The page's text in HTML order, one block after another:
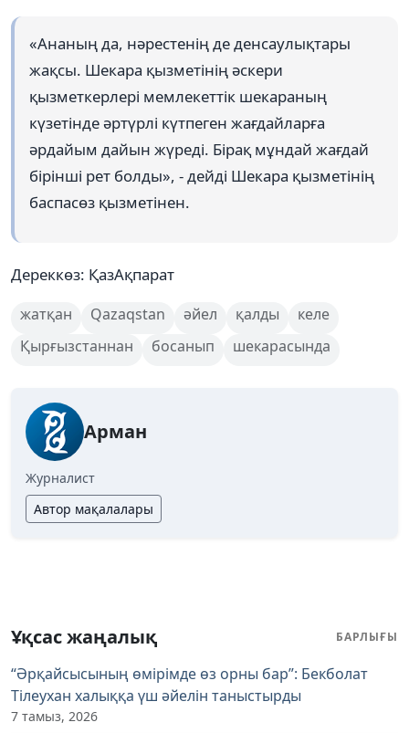
«Ананың да, нәрестенің де денсаулықтары
жақсы. Шекара қызметінің әскери
қызметкерлері мемлекеттік шекараның
күзетінде әртүрлі күтпеген жағдайларға
әрдайым дайын жүреді. Бірақ мұндай жағдай
бірінші рет болды», - дейді Шекара қызметінің
баспасөз қызметінен.
Дереккөз: ҚазАқпарат
жатқан Qazaqstan әйел қалды
келе
Қырғызстаннан
босанып шекарасында
Арман
Журналист
Автор мақалалары
Ұқсас жаңалық БАРЛЫҒЫ
“Әрқайсысының өмірімде өз орны бар”: Бекболат
Тілеухан халыққа үш әйелін таныстырды
7 тамыз, 2026